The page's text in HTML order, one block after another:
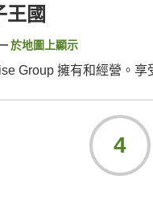
王國
於地圖上顯示
Group 擁有和經營。
4